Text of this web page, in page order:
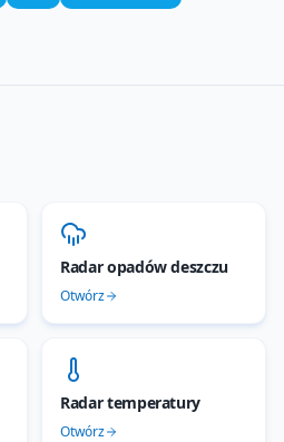
Radar opadów deszczu
Otwórz
Radar temperatury
Otwórz